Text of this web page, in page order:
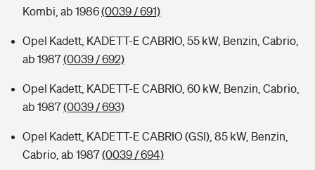
Kombi, ab 1986(0039 / 691)
Opel Kadett, KADETT-E CABRIO, 55 kW, Benzin, Cabrio,
ab 1987(0039 / 692)
Opel Kadett, KADETT-E CABRIO, 60 kW, Benzin, Cabrio,
ab 1987(0039 / 693)
Opel Kadett, KADETT-E CABRIO (GSI), 85 kW, Benzin,
Cabrio, ab 1987(0039 / 694)